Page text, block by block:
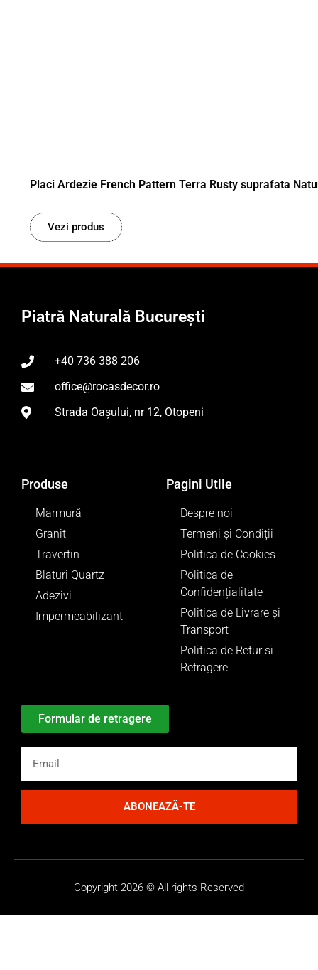
Placi Ardezie French Pattern Terra Rusty suprafata
Vezi produs
Piatră Naturală București
+40 736 388 206
office@rocasdecor.ro
Strada Oașului, nr 12, Otopeni
Produse
Marmură
Granit
Travertin
Blaturi Quartz
Adezivi
Impermeabilizant
Pagini Utile
Despre noi
Termeni și Condiții
Politica de Cookies
Politica de
Confidențialitate
Politica de Livrare și
Transport
Politica de Retur si
Retragere
Formular de retragere
ABONEAZĂ-TE
Copyright 2026 © All rights Reserved